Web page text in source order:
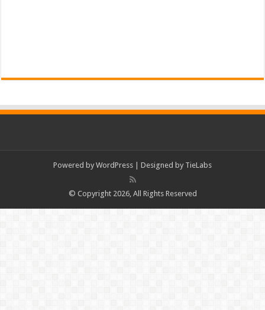
Powered by WordPress | Designed by TieLabs
© Copyright 2026, All Rights Reserved